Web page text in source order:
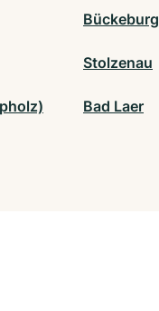
Bückeburg
Stolzenau
Bad Laer